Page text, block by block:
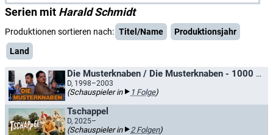
Serien mit Harald Schmidt
Produktionen sortieren nach: Titel/Name
Produktionsjahr
Land
Die Musterknaben / Die Musterknaben - 1000 und eine Nacht
D, 1998–2003
(Schauspieler in 1 Folge)
Tschappel
D, 2025–
(Schauspieler in 2 Folgen)